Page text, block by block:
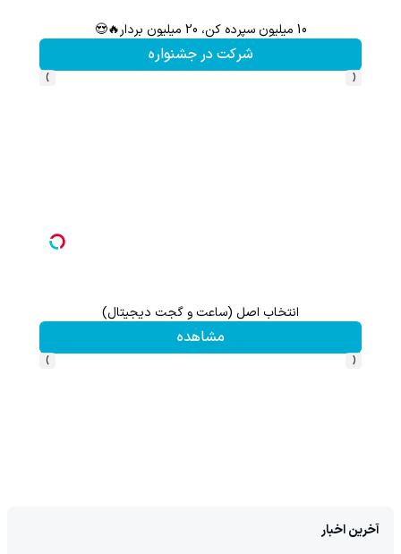
10 میلیون سپرده کن، 20 میلیون بردار🔥😍
شرکت در جشنواره
‹
›
انتخاب اصل (ساعت و گجت دیجیتال)
مشاهده
‹
›
آخرین اخبار